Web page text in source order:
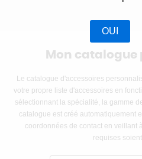
OUI
Mon
Le catalogue d'accessoires
votre propre liste d'accessoires en
sélectionnant la spécialité, la gamme
catalogue est créé automatiquement
coordonnées de contact en veillant
requises